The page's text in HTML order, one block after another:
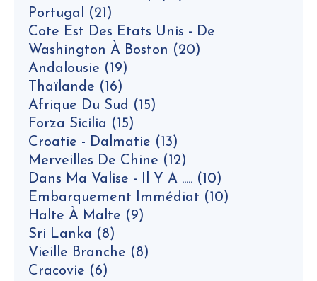
Portugal (21)
Cote Est Des Etats Unis - De
Washington À Boston (20)
Andalousie (19)
Thaïlande (16)
Afrique Du Sud (15)
Forza Sicilia (15)
Croatie - Dalmatie (13)
Merveilles De Chine (12)
Dans Ma Valise - Il Y A ..... (10)
Embarquement Immédiat (10)
Halte À Malte (9)
Sri Lanka (8)
Vieille Branche (8)
Cracovie (6)